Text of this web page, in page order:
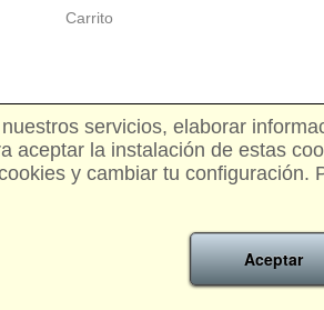
Carrito
servicios, elaborar
aceptar la instalación de estas
y cambiar tu configuración.